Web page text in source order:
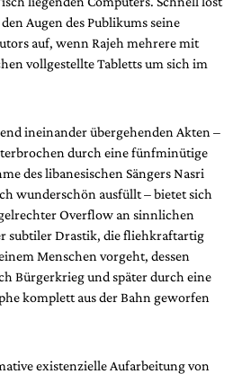
Augen des Publikums seine
auf, wenn Rajeh mehrere mit
vollgestellte Tabletts um sich im
ineinander übergehenden Akten –
durch eine fünfminütige
des libanesischen Sängers Nasri
wunderschön ausfüllt – bietet sich
Overflow an sinnlichen
subtiler Drastik, die fliehkraftartig
Menschen vorgeht, dessen
Bürgerkrieg und später durch eine
komplett aus der Bahn geworfen
existenzielle Aufarbeitung von